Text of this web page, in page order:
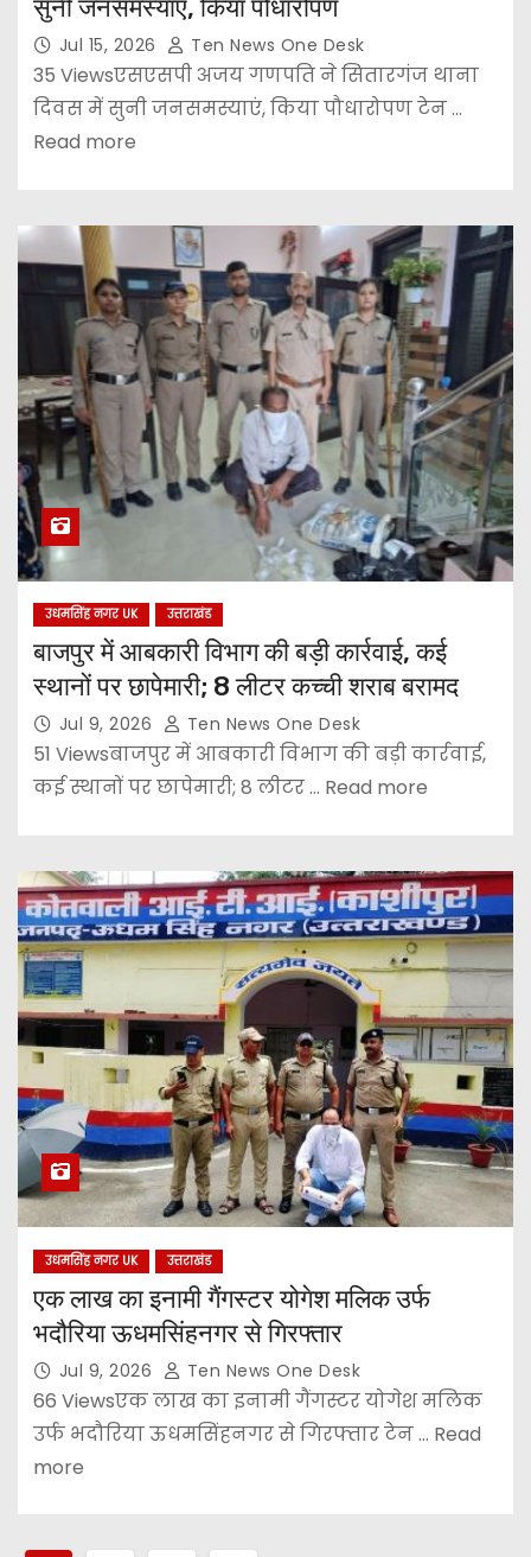
सुनी जनसमस्याएं, किया पौधारोपण
Jul 15, 2026 Ten News One Desk
35 Viewsएसएसपी अजय गणपति ने सितारगंज थाना
दिवस में सुनी जनसमस्याएं, किया पौधारोपण टेन ...
Read more
उधमसिंह नगर UK उत्तराखंड
बाजपुर में आबकारी विभाग की बड़ी कार्रवाई, कई
स्थानों पर छापेमारी; 8 लीटर कच्ची शराब बरामद
Jul 9, 2026 Ten News One Desk
51 Viewsबाजपुर में आबकारी विभाग की बड़ी कार्रवाई,
कई स्थानों पर छापेमारी; 8 लीटर ... Read more
उधमसिंह नगर UK उत्तराखंड
एक लाख का इनामी गैंगस्टर योगेश मलिक उर्फ
भदौरिया ऊधमसिंहनगर से गिरफ्तार
Jul 9, 2026 Ten News One Desk
66 Viewsएक लाख का इनामी गैंगस्टर योगेश मलिक
उर्फ भदौरिया ऊधमसिंहनगर से गिरफ्तार टेन ... Read
more